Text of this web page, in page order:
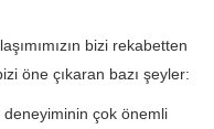
bizi rekabetten
öne çıkaran bazı şeyler:
deneyiminin çok önemli